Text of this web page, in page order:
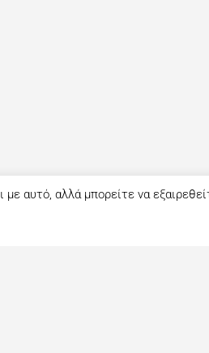
αυτό, αλλά μπορείτε να